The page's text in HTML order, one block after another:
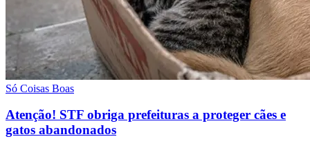
Só Coisas Boas
Atenção! STF obriga prefeituras a proteger cães e
gatos abandonados